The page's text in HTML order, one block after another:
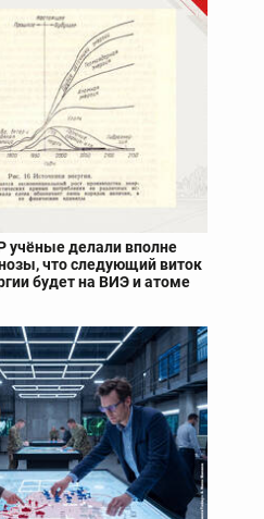
учёные делали вполне
что следующий виток
будет на ВИЭ и атоме